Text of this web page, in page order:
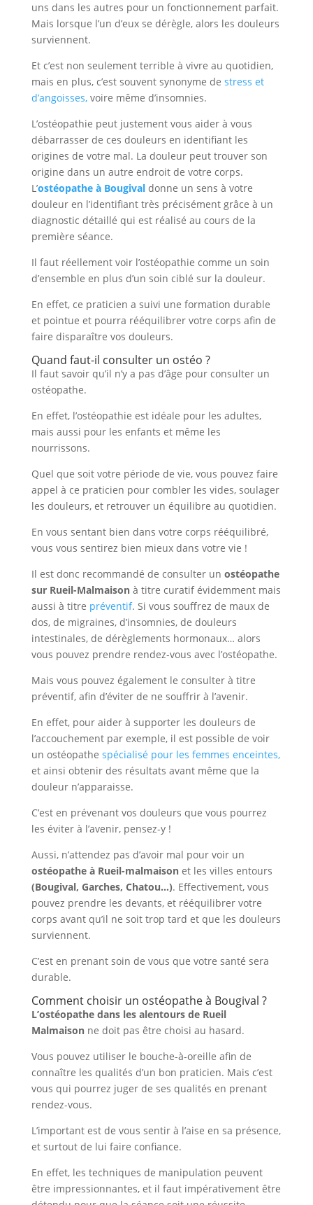
uns dans les autres pour un fonctionnement parfait.
Mais lorsque l’un d’eux se dérègle, alors les douleurs
surviennent.
Et c’est non seulement terrible à vivre au quotidien,
mais en plus, c’est souvent synonyme de stress et
d’angoisses,voire même d’insomnies.
L’ostéopathie peut justement vous aider à vous
débarrasser de ces douleurs en identifiant les
origines de votre mal. La douleur peut trouver son
origine dans un autre endroit de votre corps.
L’ostéopathe à Bougival donne un sens à votre
douleur en l’identifiant très précisément grâce à un
diagnostic détaillé qui est réalisé au cours de la
première séance.
Il faut réellement voir l’ostéopathie comme un soin
d’ensemble en plus d’un soin ciblé sur la douleur.
En effet, ce praticien a suivi une formation durable
et pointue et pourra rééquilibrer votre corps afin de
faire disparaître vos douleurs.
Quand faut-il consulter un ostéo ?
Il faut savoir qu’il n’y a pas d’âge pour consulter un
ostéopathe.
En effet, l’ostéopathie est idéale pour les adultes,
mais aussi pour les enfants et même les
nourrissons.
Quel que soit votre période de vie, vous pouvez faire
appel à ce praticien pour combler les vides, soulager
les douleurs, et retrouver un équilibre au quotidien.
En vous sentant bien dans votre corps rééquilibré,
vous vous sentirez bien mieux dans votre vie !
Il est donc recommandé de consulter un ostéopathe
sur Rueil-Malmaison à titre curatif évidemment mais
aussi à titre préventif. Si vous souffrez de maux de
dos, de migraines, d’insomnies, de douleurs
intestinales, de dérèglements hormonaux… alors
vous pouvez prendre rendez-vous avec l’ostéopathe.
Mais vous pouvez également le consulter à titre
préventif, afin d’éviter de ne souffrir à l’avenir.
En effet, pour aider à supporter les douleurs de
l’accouchement par exemple, il est possible de voir
un ostéopathe spécialisé pour les femmes enceintes,
et ainsi obtenir des résultats avant même que la
douleur n’apparaisse.
C’est en prévenant vos douleurs que vous pourrez
les éviter à l’avenir, pensez-y !
Aussi, n’attendez pas d’avoir mal pour voir un
ostéopathe à Rueil-malmaison et les villes entours
(Bougival, Garches, Chatou…). Effectivement, vous
pouvez prendre les devants, et rééquilibrer votre
corps avant qu’il ne soit trop tard et que les douleurs
surviennent.
C’est en prenant soin de vous que votre santé sera
durable.
Comment choisir un ostéopathe à Bougival ?
L’ostéopathe dans les alentours de Rueil
Malmaisonne doit pas être choisi au hasard.
Vous pouvez utiliser le bouche-à-oreille afin de
connaître les qualités d’un bon praticien. Mais c’est
vous qui pourrez juger de ses qualités en prenant
rendez-vous.
L’important est de vous sentir à l’aise en sa présence,
et surtout de lui faire confiance.
En effet, les techniques de manipulation peuvent
être impressionnantes, et il faut impérativement être